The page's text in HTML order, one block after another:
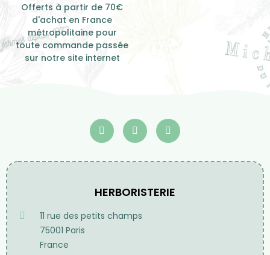
Offerts à partir de 70€
d'achat en France
métropolitaine pour
toute commande passée
sur notre site internet
HERBORISTERIE
11 rue des petits champs
75001 Paris
France